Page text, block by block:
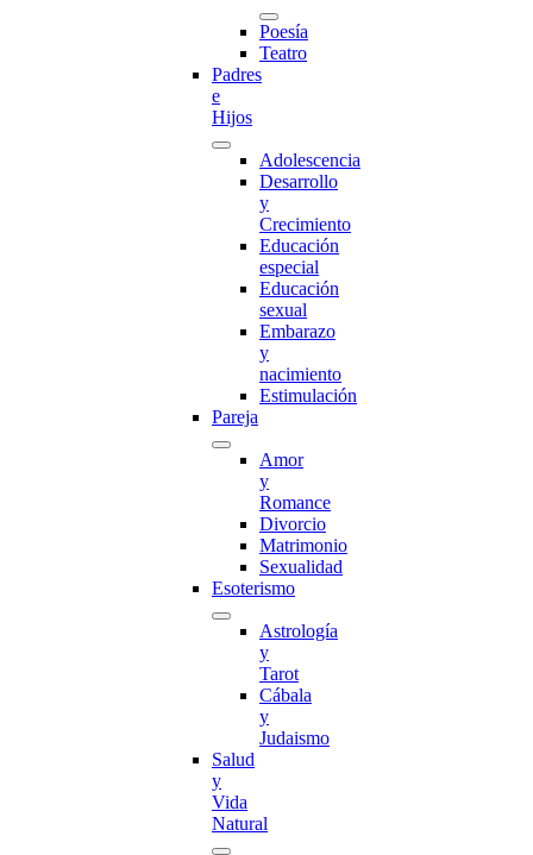
Poesía
Teatro
Padres
e
Hijos
Adolescencia
Desarrollo
y
Crecimiento
Educación
especial
Educación
sexual
Embarazo
y
nacimiento
Estimulación
Pareja
Amor
y
Romance
Divorcio
Matrimonio
Sexualidad
Esoterismo
Astrología
y
Tarot
Cábala
y
Judaismo
Salud
y
Vida
Natural